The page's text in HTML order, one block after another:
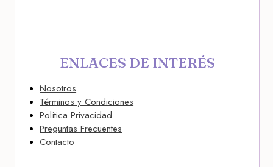
ENLACES DE INTERÉS
Nosotros
Términos y Condiciones
Política Privacidad
Preguntas Frecuentes
Contacto